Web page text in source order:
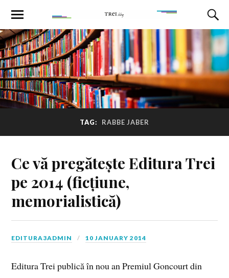
TAG: RABBE JABER
Ce vă pregătește Editura Trei
pe 2014 (ficțiune,
memorialistică)
EDITURA3ADMIN 10 JANUARY 2014
Editura Trei publică în nou an Premiul Goncourt din